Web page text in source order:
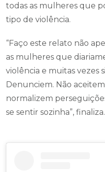
todas as mulheres que
tipo de violência.
“Faço este relato não
as mulheres que
violência e muitas vezes
Denunciem. Não
normalizem
se sentir sozinha”, finaliza.